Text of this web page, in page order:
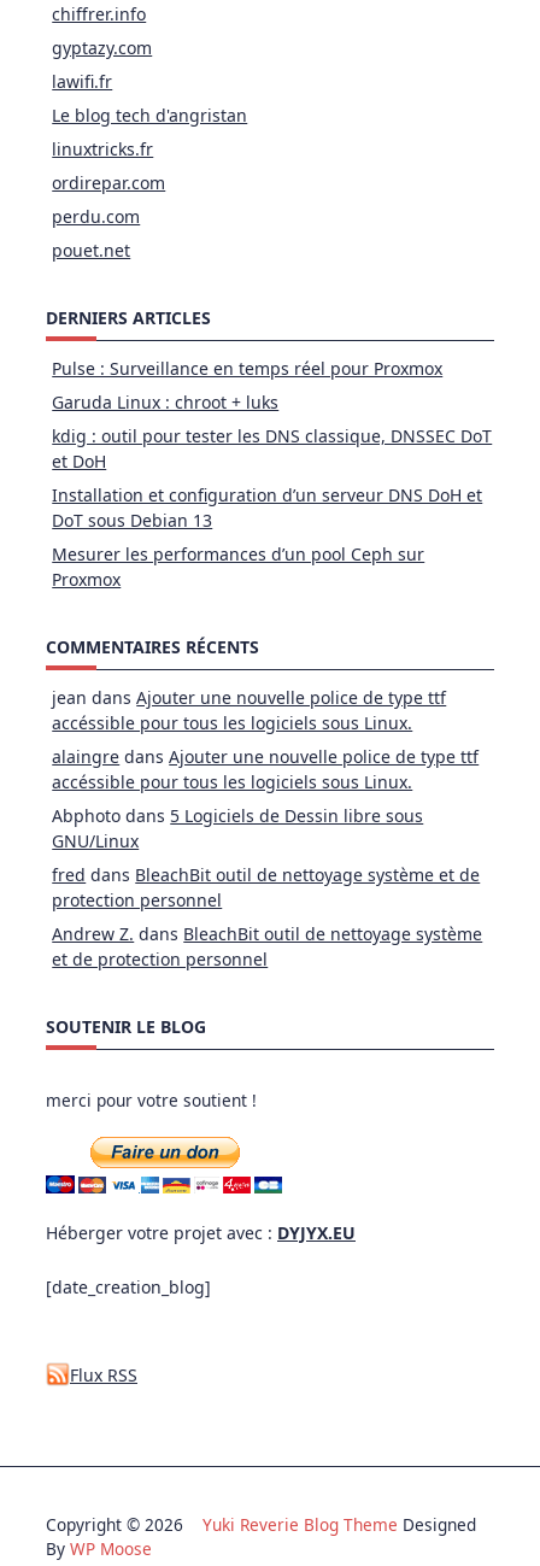
chiffrer.info
gyptazy.com
lawifi.fr
Le blog tech d'angristan
linuxtricks.fr
ordirepar.com
perdu.com
pouet.net
DERNIERS ARTICLES
Pulse : Surveillance en temps réel pour Proxmox
Garuda Linux : chroot + luks
kdig : outil pour tester les DNS classique, DNSSEC DoT
et DoH
Installation et configuration d’un serveur DNS DoH et
DoT sous Debian 13
Mesurer les performances d’un pool Ceph sur
Proxmox
COMMENTAIRES RÉCENTS
jean dansAjouter une nouvelle police de type ttf
accéssible pour tous les logiciels sous Linux.
alaingre dansAjouter une nouvelle police de type ttf
accéssible pour tous les logiciels sous Linux.
Abphoto dans 5 Logiciels de Dessin libre sous
GNU/Linux
fred dans BleachBit outil de nettoyage système et de
protection personnel
Andrew Z. dans BleachBit outil de nettoyage système
et de protection personnel
SOUTENIR LE BLOG
merci pour votre soutient !
Héberger votre projet avec : DYJYX.EU
[date_creation_blog]
Flux RSS
Copyright © 2026 Yuki Reverie Blog Theme Designed
By WP Moose